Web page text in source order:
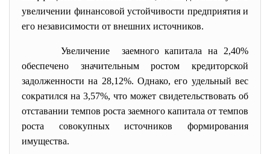
увеличении финансовой устойчивости предприятия и
его независимости от внешних источников.
Увеличение заемного капитала на 2,40%
обеспечено значительным ростом кредиторской
задолженности на 28,12%. Однако, его удельный вес
сократился на 3,57%, что может свидетельствовать об
отставании темпов роста заемного капитала от темпов
роста совокупных источников формирования
имущества.